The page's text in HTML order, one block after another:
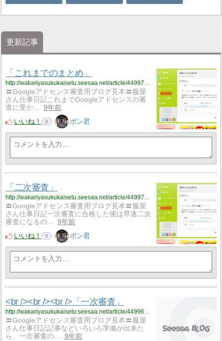
更新記事
「これまでのまとめ」
〓Googleアドセンス審査用ブログ見本〓服屋
さん仕事日記これまでGoogleアドセンスの審
査に受か…
9年前
いいね！
0 ボン君
「二次審査」
〓Googleアドセンス審査用ブログ見本〓服屋
さん仕事日記一次審査に合格した後は早速二次
審査になるの…
9年前
いいね！
0 ボン君
<br /><br /><br />「一次審査」
http://wakariyasukukaisetu.seesaa.net/article/449969999.html
〓Googleアドセンス審査用ブログ見本〓服屋
さん仕事日記記事などいろいろ準備が出来た
ら、一次審査の…
9年前